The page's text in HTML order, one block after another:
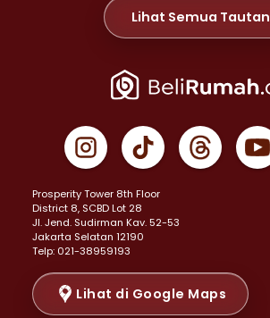
Properti Dijual di Meruya >
Properti Dijual di Jelambar >
Properti Dijual di Jakarta Pusat >
Properti Dijual di Gambir >
Properti Dijual di Johar Baru >
Properti Dijual di Menteng >
Properti Dijual di Senen >
Properti Dijual di Tanah Abang >
Properti Dijual di Cikini >
Properti Dijual di Kramat >
Properti Dijual di Pasar Baru >
Lihat Semua Tautan
Prosperity Tower 8th Floor
District 8, SCBD Lot 28
JI. Jend. Sudirman Kav. 52-53
Jakarta Selatan 12190
Telp: 021-38959193
Lihat di Google Maps